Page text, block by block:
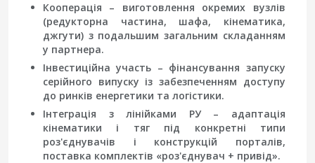
Кооперація – виготовлення окремих вузлів
(редукторна частина, шафа, кінематика,
джгути) з подальшим загальним складанням
у партнера.
Інвестиційна участь – фінансування запуску
серійного випуску із забезпеченням доступу
до ринків енергетики та логістики.
Інтеграція з лінійками РУ– адаптація
кінематики і тяг під конкретні типи
роз'єднувачів і конструкцій порталів,
поставка комплектів «роз'єднувач + привід».